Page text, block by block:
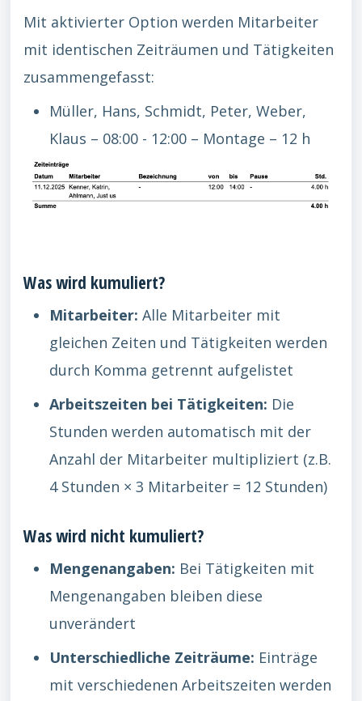
Mit aktivierter Option werden Mitarbeiter
mit identischen Zeiträumen und Tätigkeiten
zusammengefasst:
Müller, Hans, Schmidt, Peter, Weber,
Klaus – 08:00 - 12:00 – Montage – 12 h
Was wird kumuliert?
Mitarbeiter: Alle Mitarbeiter mit
gleichen Zeiten und Tätigkeiten werden
durch Komma getrennt aufgelistet
Arbeitszeiten bei Tätigkeiten: Die
Stunden werden automatisch mit der
Anzahl der Mitarbeiter multipliziert (z.B.
4 Stunden × 3 Mitarbeiter = 12 Stunden)
Was wird nicht kumuliert?
Mengenangaben: Bei Tätigkeiten mit
Mengenangaben bleiben diese
unverändert
Unterschiedliche Zeiträume: Einträge
mit verschiedenen Arbeitszeiten werden